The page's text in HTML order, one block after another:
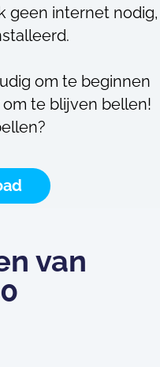
geen internet nodig,
om te beginnen
te blijven bellen!
van